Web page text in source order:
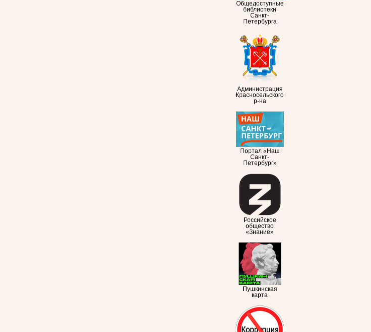
Общедоступные
библиотеки
Санкт-
Петербурга
Администрация
Красносельского
р-на
Портал «Наш
Санкт-
Петербург»
Российское
общество
«Знание»
Пушкинская
карта